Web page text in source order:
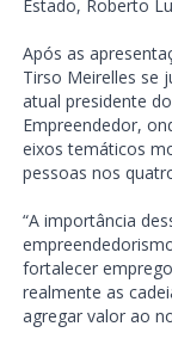
Estado, Roberto
Após as
Tirso Meirelles se
atual presidente
Empreendedor,
eixos temáticos
pessoas nos
“A importância
fortalecer
realmente as
agregar valor ao